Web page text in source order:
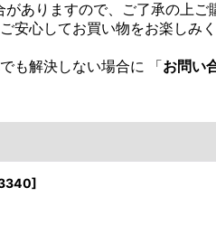
ありますので、ご了承の上ご
心してお買い物をお楽しみく
も解決しない場合に 「 お問い
]